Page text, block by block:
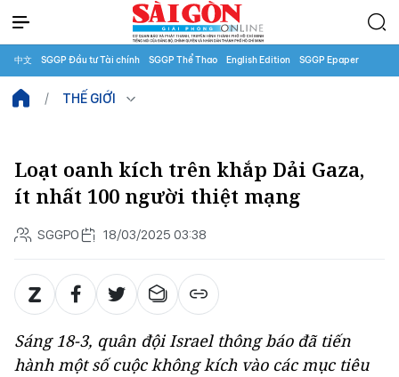
中文 SGGP Đầu tư Tài chính SGGP Thể Thao English Edition SGGP Epaper
THẾ GIỚI
Loạt oanh kích trên khắp Dải Gaza,
ít nhất 100 người thiệt mạng
SGGPO 18/03/2025 03:38
Sáng 18-3, quân đội Israel thông báo đã tiến
hành một số cuộc không kích vào các mục tiêu